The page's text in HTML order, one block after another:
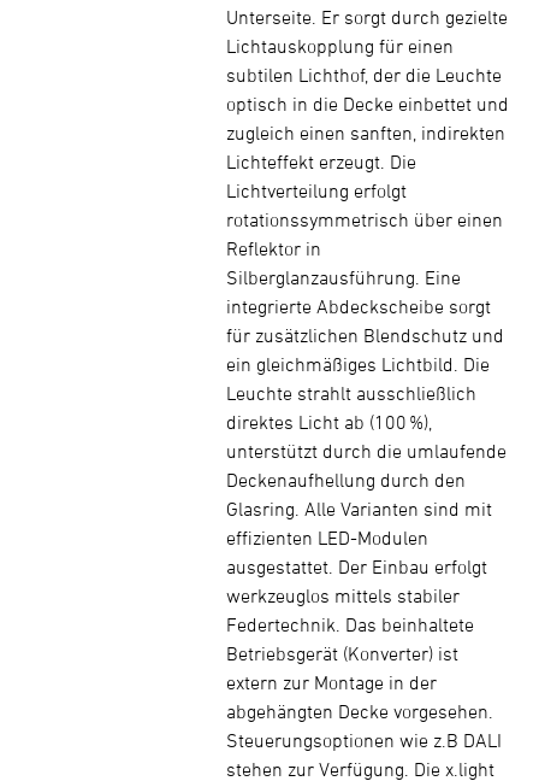
Unterseite. Er sorgt durch gezielte
Lichtauskopplung für einen
subtilen Lichthof, der die Leuchte
optisch in die Decke einbettet und
zugleich einen sanften, indirekten
Lichteffekt erzeugt. Die
Lichtverteilung erfolgt
rotationssymmetrisch über einen
Reflektor in
Silberglanzausführung. Eine
integrierte Abdeckscheibe sorgt
für zusätzlichen Blendschutz und
ein gleichmäßiges Lichtbild. Die
Leuchte strahlt ausschließlich
direktes Licht ab (100 %),
unterstützt durch die umlaufende
Deckenaufhellung durch den
Glasring. Alle Varianten sind mit
effizienten LED-Modulen
ausgestattet. Der Einbau erfolgt
werkzeuglos mittels stabiler
Federtechnik. Das beinhaltete
Betriebsgerät (Konverter) ist
extern zur Montage in der
abgehängten Decke vorgesehen.
Steuerungsoptionen wie z.B DALI
stehen zur Verfügung. Die x.light